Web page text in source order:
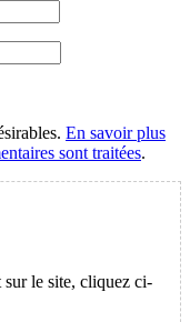
En savoir plus
sont traitées.
sur le site, cliquez ci-